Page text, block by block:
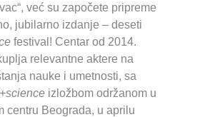
već su započete pripreme
jubilarno izdanje – deseti
festival! Centar od 2014.
relevantne aktere na
nauke i umetnosti, sa
izložbom održanom u
centru Beograda, u aprilu